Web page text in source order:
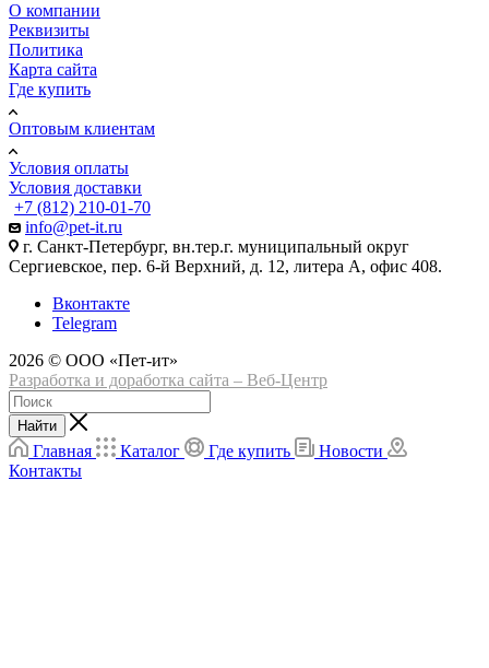
О компании
Реквизиты
Политика
Карта сайта
Где купить
Оптовым клиентам
Условия оплаты
Условия доставки
+7 (812) 210-01-70
info@pet-it.ru
г. Санкт-Петербург, вн.тер.г. муниципальный округ
Сергиевское, пер. 6-й Верхний, д. 12, литера А, офис 408.
Вконтакте
Telegram
2026 © ООО «Пет-ит»
Разработка и доработка сайта – Веб-Центр
Найти
Главная Каталог Где купить
Новости
Контакты